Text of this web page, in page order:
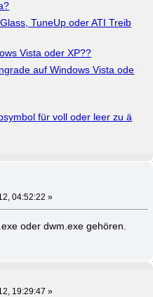
TuneUp oder ATI Treib
Vista oder XP??
auf Windows Vista ode
für voll oder leer zu ä
04:52:22 »
oder dwm.exe gehören.
19:29:47 »